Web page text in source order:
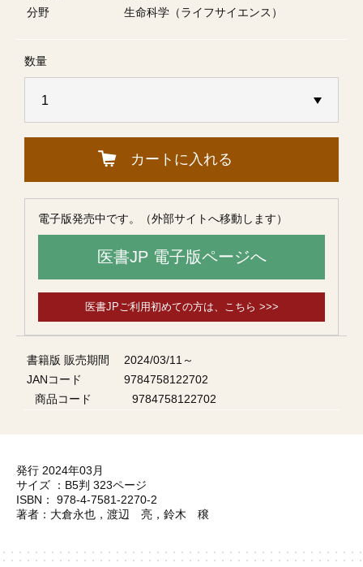
分野
生命科学（ライフサイエンス）
数量
カートに入れる
電子版発売中です。（外部サイトへ移動します）
医書JP 電子版ページへ
医書JPご利用初めての方は、こちら >>>
書籍版 販売期間
2024/03/11～
JANコード
9784758122702
商品コード
9784758122702
発行 2024年03月
サイズ ：B5判 323ページ
ISBN： 978-4-7581-2270-2
著者：大倉永也，渡辺 亮，鈴木 穣